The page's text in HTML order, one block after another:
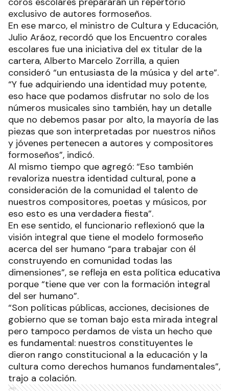
exclusivo de autores formoseños.
En ese marco, el ministro de Cultura y Educación,
Julio Aráoz, recordó que los Encuentro corales
escolares fue una iniciativa del ex titular de la
cartera, Alberto Marcelo Zorrilla, a quien
consideró “un entusiasta de la música y del arte”.
“Y fue adquiriendo una identidad muy potente,
eso hace que podamos disfrutar no solo de los
números musicales sino también, hay un detalle
que no debemos pasar por alto, la mayoría de las
piezas que son interpretadas por nuestros niños
y jóvenes pertenecen a autores y compositores
formoseños”, indicó.
Al mismo tiempo que agregó: “Eso también
revaloriza nuestra identidad cultural, pone a
consideración de la comunidad el talento de
nuestros compositores, poetas y músicos, por
eso esto es una verdadera fiesta”.
En ese sentido, el funcionario reflexionó que la
visión integral que tiene el modelo formoseño
acerca del ser humano “para trabajar con él
construyendo en comunidad todas las
dimensiones”, se refleja en esta política educativa
porque “tiene que ver con la formación integral
del ser humano”.
“Son políticas públicas, acciones, decisiones de
gobierno que se toman bajo esta mirada integral
pero tampoco perdamos de vista un hecho que
es fundamental: nuestros constituyentes le
dieron rango constitucional a la educación y la
cultura como derechos humanos fundamentales”,
trajo a colación.
Ads